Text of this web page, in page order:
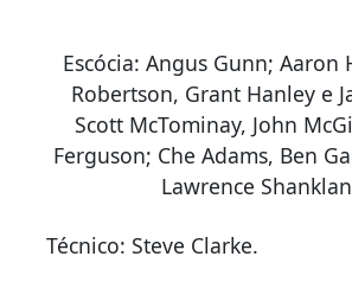
Escócia: Angus Gunn; Aaron
Robertson, Grant Hanley e
Scott McTominay, John
Ferguson; Che Adams, Ben
Lawrence
Técnico: Steve Clarke.